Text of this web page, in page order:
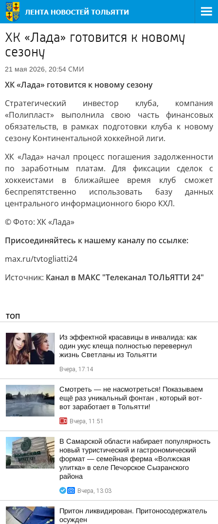
ХК «Лада» готовится к новому
сезону
21 мая 2026, 20:54 СМИ
ХК «Лада» готовится к новому сезону
Стратегический инвестор клуба, компания
«Полипласт» выполнила свою часть финансовых
обязательств, в рамках подготовки клуба к новому
сезону Континентальной хоккейной лиги.
ХК «Лада» начал процесс погашения задолженности
по заработным платам. Для фиксации сделок с
хоккеистами в ближайшее время клуб сможет
беспрепятственно использовать базу данных
центрального информационного бюро КХЛ.
© Фото: ХК «Лада»
Присоединяйтесь к нашему каналу по ссылке:
max.ru/tvtogliatti24
Источник: Канал в МАКС "Телеканал ТОЛЬЯТТИ 24"
ТОП
Из эффектной красавицы в инвалида: как
один укус клеща полностью перевернул
жизнь Светланы из Тольятти
Вчера, 17:14
Смотреть — не насмотреться! Показываем
ещё раз уникальный фонтан , который вот-
вот заработает в Тольятти!
Вчера, 11:51
В Самарской области набирает популярность
новый туристический и гастрономический
формат — семейная ферма «Волжская
улитка» в селе Печорское Сызранского
района
Вчера, 13:03
Притон ликвидирован. Притоносодержатель
осужден